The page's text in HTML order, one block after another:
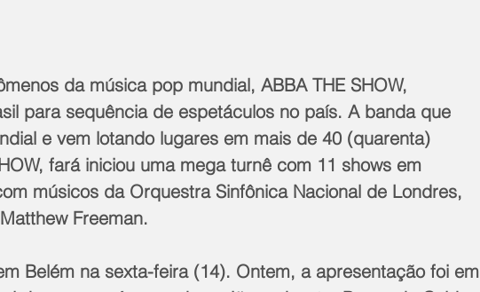
da música pop mundial, ABBA THE SHOW,
para sequência de espetáculos no país. A banda que
e vem lotando lugares em mais de 40 (quarenta)
fará iniciou uma mega turnê com 11 shows em
músicos da Orquestra Sinfônica Nacional de Londres,
Freeman.
Belém na sexta-feira (14). Ontem, a apresentação foi em